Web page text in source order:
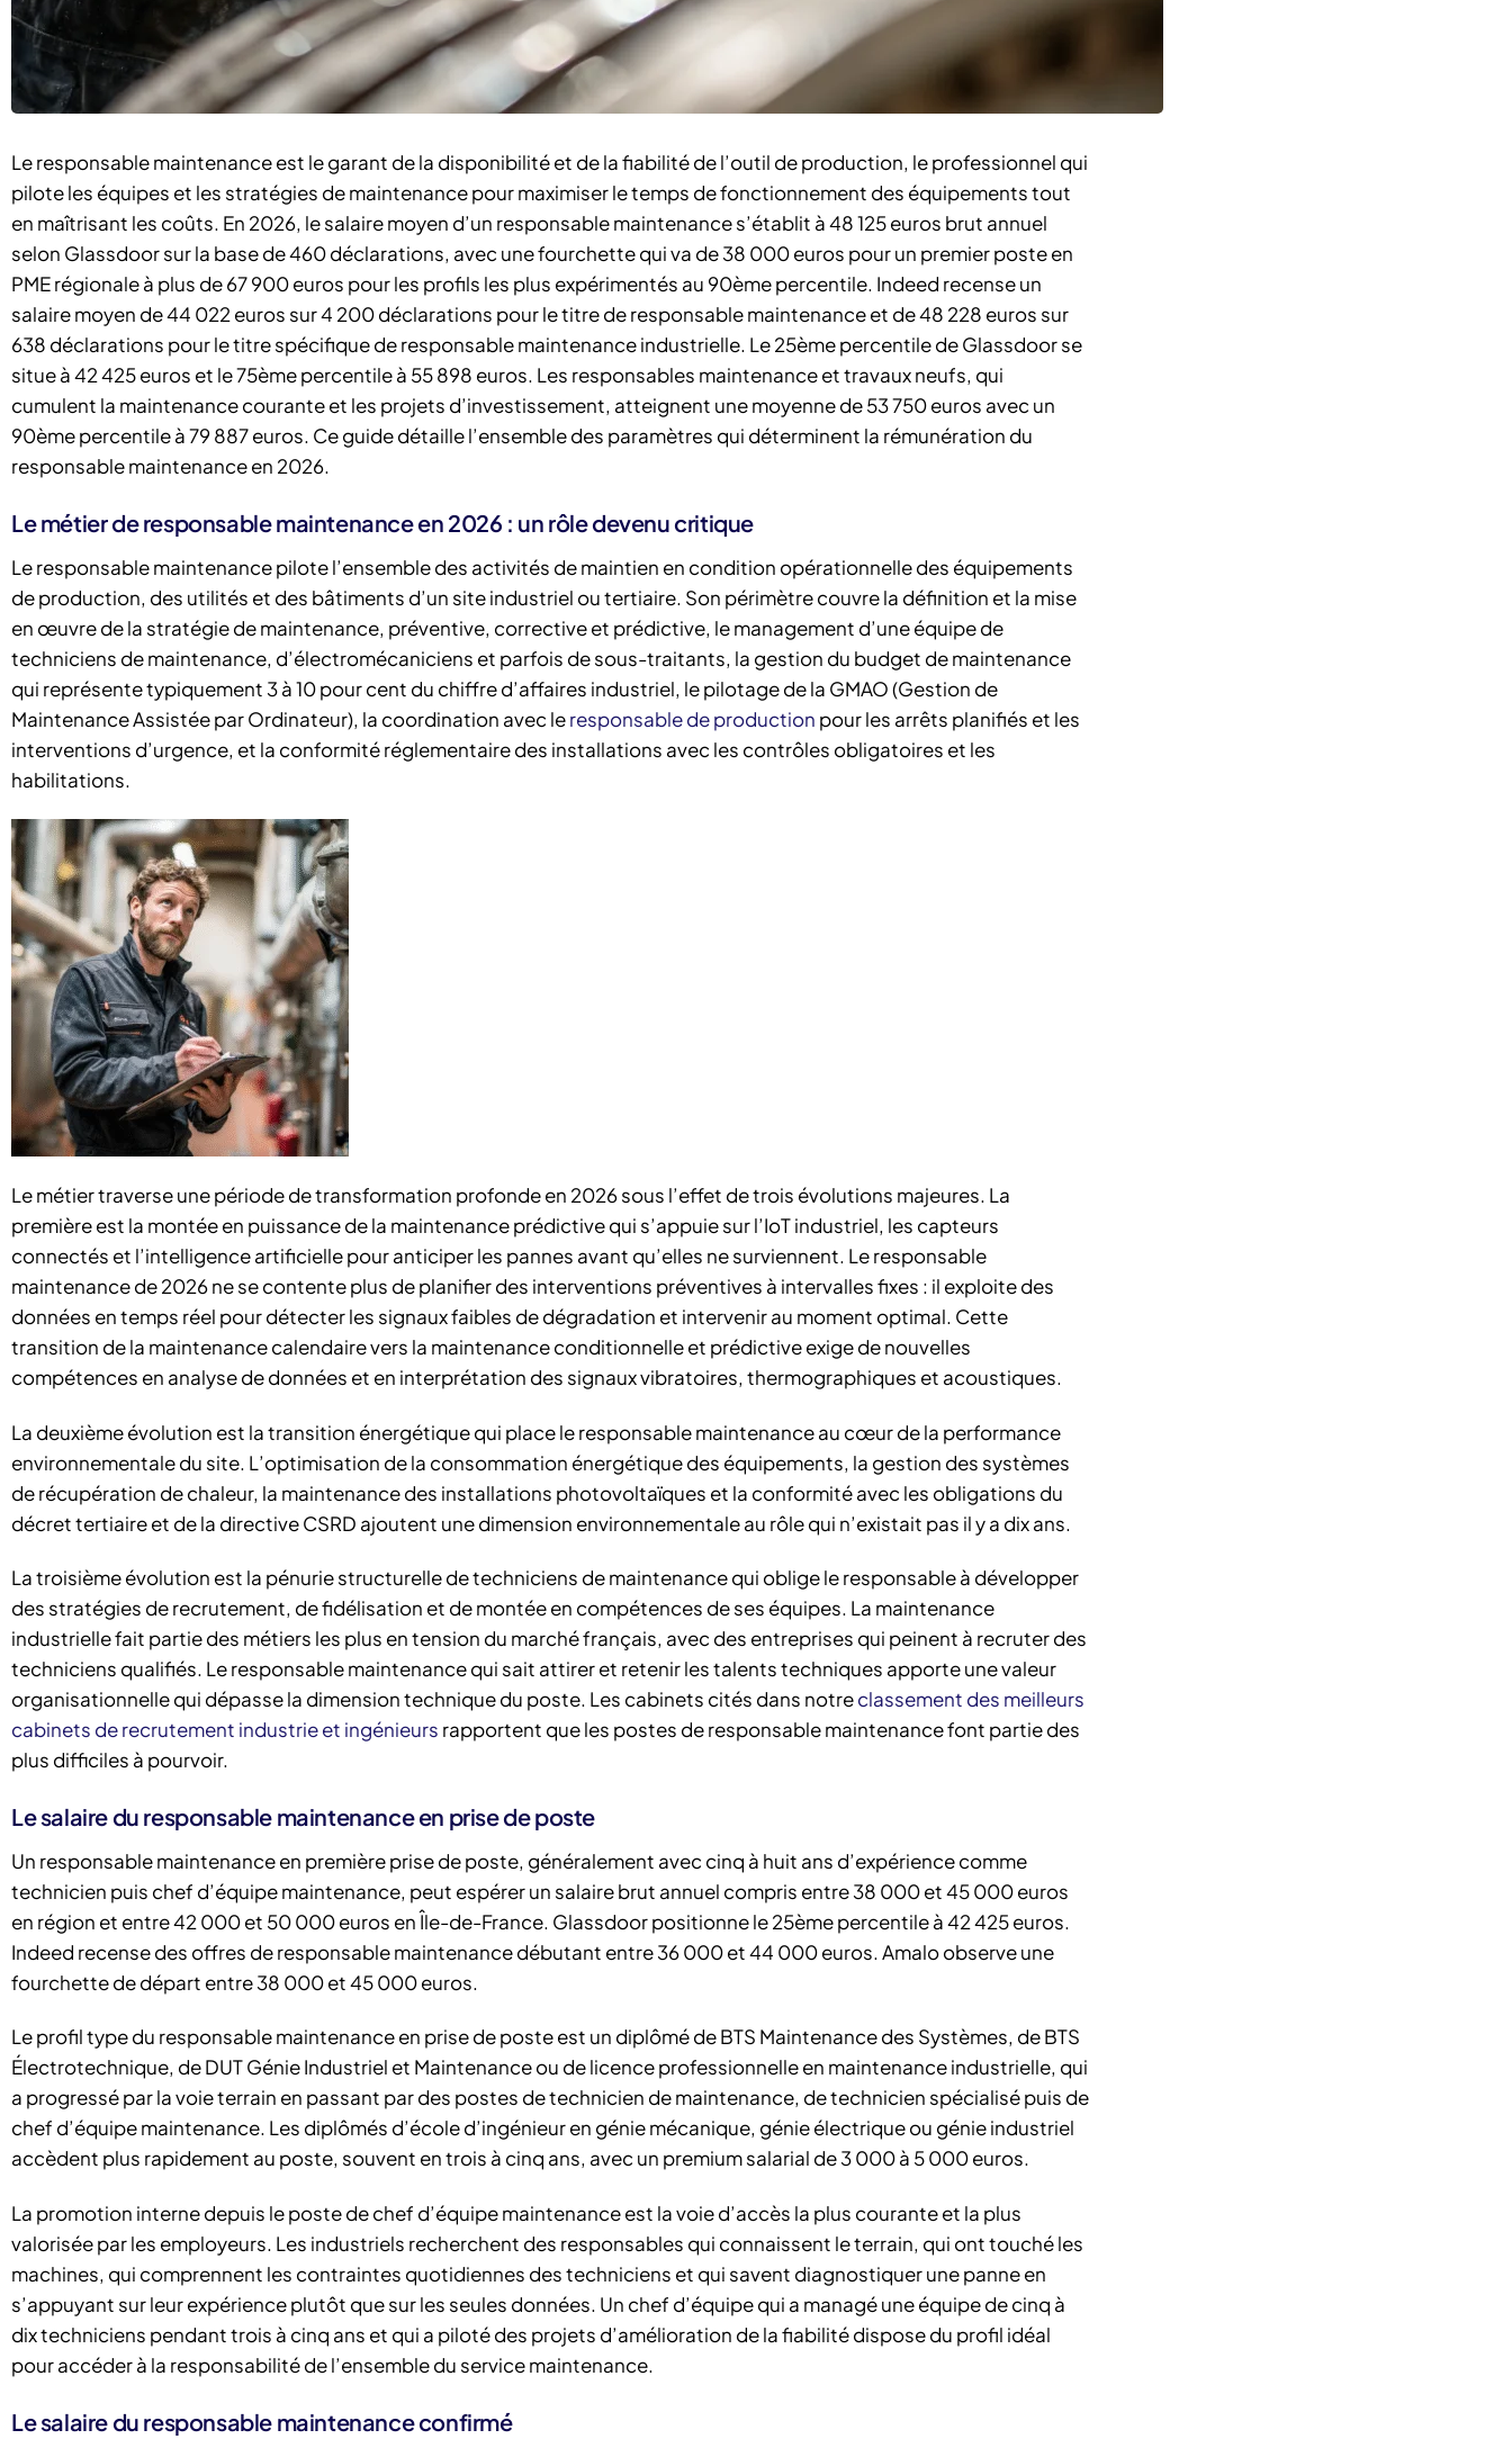
Le responsable maintenance est le garant de la disponibilité et de la fiabilité de l’outil de production, le professionnel qui
pilote les équipes et les stratégies de maintenance pour maximiser le temps de fonctionnement des équipements tout
en maîtrisant les coûts. En 2026, le salaire moyen d’un responsable maintenance s’établit à 48 125 euros brut annuel
selon Glassdoor sur la base de 460 déclarations, avec une fourchette qui va de 38 000 euros pour un premier poste en
PME régionale à plus de 67 900 euros pour les profils les plus expérimentés au 90ème percentile. Indeed recense un
salaire moyen de 44 022 euros sur 4 200 déclarations pour le titre de responsable maintenance et de 48 228 euros sur
638 déclarations pour le titre spécifique de responsable maintenance industrielle. Le 25ème percentile de Glassdoor se
situe à 42 425 euros et le 75ème percentile à 55 898 euros. Les responsables maintenance et travaux neufs, qui
cumulent la maintenance courante et les projets d’investissement, atteignent une moyenne de 53 750 euros avec un
90ème percentile à 79 887 euros. Ce guide détaille l’ensemble des paramètres qui déterminent la rémunération du
responsable maintenance en 2026.
Le métier de responsable maintenance en 2026 : un rôle devenu critique
Le responsable maintenance pilote l’ensemble des activités de maintien en condition opérationnelle des équipements
de production, des utilités et des bâtiments d’un site industriel ou tertiaire. Son périmètre couvre la définition et la mise
en œuvre de la stratégie de maintenance, préventive, corrective et prédictive, le management d’une équipe de
techniciens de maintenance, d’électromécaniciens et parfois de sous-traitants, la gestion du budget de maintenance
qui représente typiquement 3 à 10 pour cent du chiffre d’affaires industriel, le pilotage de la GMAO (Gestion de
Maintenance Assistée par Ordinateur), la coordination avec leresponsable de production pour les arrêts planifiés et les
interventions d’urgence, et la conformité réglementaire des installations avec les contrôles obligatoires et les
habilitations.
Le métier traverse une période de transformation profonde en 2026 sous l’effet de trois évolutions majeures. La
première est la montée en puissance de la maintenance prédictive qui s’appuie sur l’IoT industriel, les capteurs
connectés et l’intelligence artificielle pour anticiper les pannes avant qu’elles ne surviennent. Le responsable
maintenance de 2026 ne se contente plus de planifier des interventions préventives à intervalles fixes : il exploite des
données en temps réel pour détecter les signaux faibles de dégradation et intervenir au moment optimal. Cette
transition de la maintenance calendaire vers la maintenance conditionnelle et prédictive exige de nouvelles
compétences en analyse de données et en interprétation des signaux vibratoires, thermographiques et acoustiques.
La deuxième évolution est la transition énergétique qui place le responsable maintenance au cœur de la performance
environnementale du site. L’optimisation de la consommation énergétique des équipements, la gestion des systèmes
de récupération de chaleur, la maintenance des installations photovoltaïques et la conformité avec les obligations du
décret tertiaire et de la directive CSRD ajoutent une dimension environnementale au rôle qui n’existait pas il y a dix ans.
La troisième évolution est la pénurie structurelle de techniciens de maintenance qui oblige le responsable à développer
des stratégies de recrutement, de fidélisation et de montée en compétences de ses équipes. La maintenance
industrielle fait partie des métiers les plus en tension du marché français, avec des entreprises qui peinent à recruter des
techniciens qualifiés. Le responsable maintenance qui sait attirer et retenir les talents techniques apporte une valeur
organisationnelle qui dépasse la dimension technique du poste. Les cabinets cités dans notreclassement des meilleurs
cabinets de recrutement industrie et ingénieurs rapportent que les postes de responsable maintenance font partie des
plus difficiles à pourvoir.
Le salaire du responsable maintenance en prise de poste
Un responsable maintenance en première prise de poste, généralement avec cinq à huit ans d’expérience comme
technicien puis chef d’équipe maintenance, peut espérer un salaire brut annuel compris entre 38 000 et 45 000 euros
en région et entre 42 000 et 50 000 euros en Île-de-France. Glassdoor positionne le 25ème percentile à 42 425 euros.
Indeed recense des offres de responsable maintenance débutant entre 36 000 et 44 000 euros. Amalo observe une
fourchette de départ entre 38 000 et 45 000 euros.
Le profil type du responsable maintenance en prise de poste est un diplômé de BTS Maintenance des Systèmes, de BTS
Électrotechnique, de DUT Génie Industriel et Maintenance ou de licence professionnelle en maintenance industrielle, qui
a progressé par la voie terrain en passant par des postes de technicien de maintenance, de technicien spécialisé puis de
chef d’équipe maintenance. Les diplômés d’école d’ingénieur en génie mécanique, génie électrique ou génie industriel
accèdent plus rapidement au poste, souvent en trois à cinq ans, avec un premium salarial de 3 000 à 5 000 euros.
La promotion interne depuis le poste de chef d’équipe maintenance est la voie d’accès la plus courante et la plus
valorisée par les employeurs. Les industriels recherchent des responsables qui connaissent le terrain, qui ont touché les
machines, qui comprennent les contraintes quotidiennes des techniciens et qui savent diagnostiquer une panne en
s’appuyant sur leur expérience plutôt que sur les seules données. Un chef d’équipe qui a managé une équipe de cinq à
dix techniciens pendant trois à cinq ans et qui a piloté des projets d’amélioration de la fiabilité dispose du profil idéal
pour accéder à la responsabilité de l’ensemble du service maintenance.
Le salaire du responsable maintenance confirmé